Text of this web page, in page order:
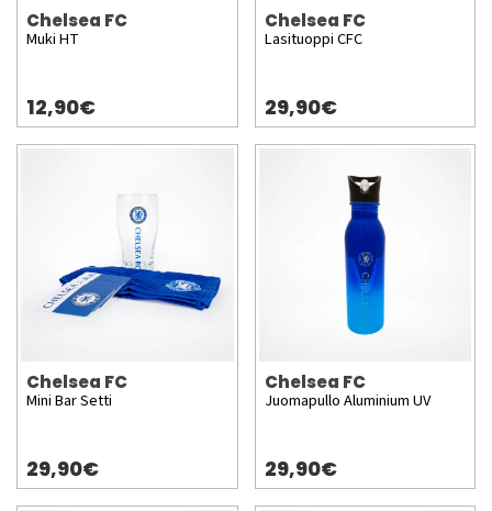
Chelsea FC
Muki HT
12,90€
Chelsea FC
Lasituoppi CFC
29,90€
Chelsea FC
Mini Bar Setti
29,90€
Chelsea FC
Juomapullo Aluminium UV
29,90€